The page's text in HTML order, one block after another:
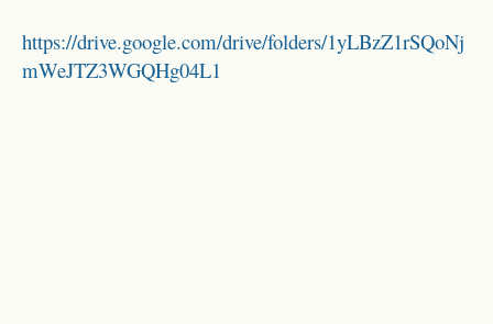
https://drive.google.com/drive/folders/1yLBzZ1rSQoNj
mWeJTZ3WGQHg04L1